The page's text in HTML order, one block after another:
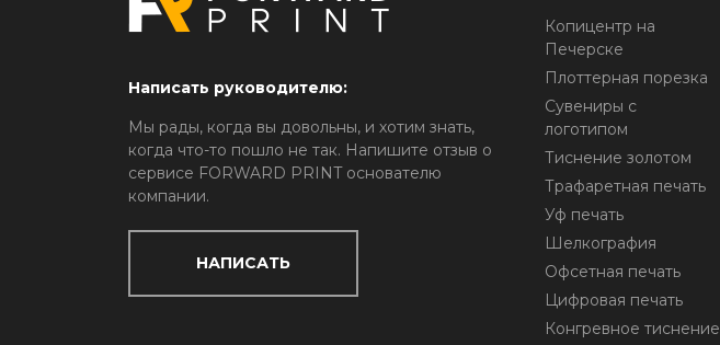
Написать руководителю:
Мы рады, когда вы довольны, и хотим знать,
когда что-то пошло не так. Напишите отзыв о
сервисе FORWARD PRINT основателю
компании.
НАПИСАТЬ
Копицентр на
Печерске
Плоттерная порезка
Сувениры с
логотипом
Тиснение золотом
Трафаретная печать
Уф печать
Шелкография
Офсетная печать
Цифровая печать
Конгревное тиснение